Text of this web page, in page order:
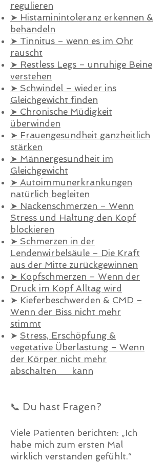
regulieren
➤ Histaminintoleranz erkennen &
behandeln
➤ Tinnitus – wenn es im Ohr
rauscht
➤ Restless Legs – unruhige Beine
verstehen
➤ Schwindel – wieder ins
Gleichgewicht finden
➤ Chronische Müdigkeit
überwinden
➤ Frauengesundheit ganzheitlich
stärken
➤ Männergesundheit im
Gleichgewicht
➤ Autoimmunerkrankungen
natürlich begleiten
➤ Nackenschmerzen – Wenn
Stress und Haltung den Kopf
blockieren
➤ Schmerzen in der
Lendenwirbelsäule – Die Kraft
aus der Mitte zurückgewinnen
➤ Kopfschmerzen – Wenn der
Druck im Kopf Alltag wird
➤ Kieferbeschwerden & CMD –
Wenn der Biss nicht mehr
stimmt
➤ Stress, Erschöpfung &
vegetative Überlastung – Wenn
der Körper nicht mehr
abschalten kann
📞 Du hast Fragen?
Viele Patienten berichten: „Ich
habe mich zum ersten Mal
wirklich verstanden gefühlt.“